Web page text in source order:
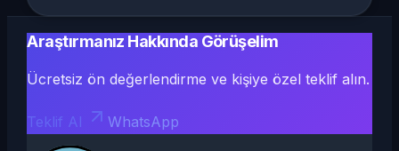
Araştırmanız Hakkında Görüşelim
Ücretsiz ön değerlendirme ve kişiye özel teklif alın.
Teklif Al WhatsApp